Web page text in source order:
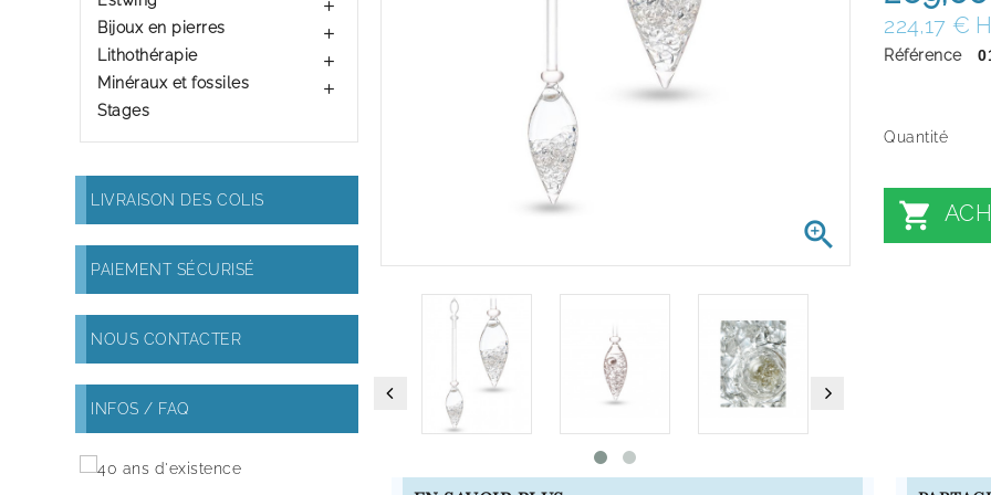

Bijoux en pierres 
Lithothérapie 
Minéraux et fossiles 
Stages
LIVRAISON DES COLIS
PAIEMENT SÉCURISÉ
NOUS CONTACTER
INFOS / FAQ

224,17 €
Référence
Quantité
